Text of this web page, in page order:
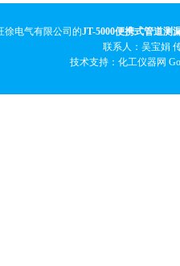
徐电气有限公司的JT-5000便携式管道测
联系人：吴宝娟
技术支持：化工仪器网